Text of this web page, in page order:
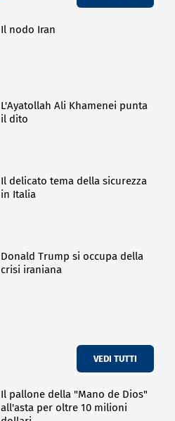
Il nodo Iran
L'Ayatollah Ali Khamenei punta
il dito
Il delicato tema della sicurezza
in Italia
Donald Trump si occupa della
crisi iraniana
VEDI TUTTI
Il pallone della "Mano de Dios"
all'asta per oltre 10 milioni